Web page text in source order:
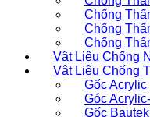
Chống
Chống
Chống
Vật Liệu Chống
Vật Liệu Chống
Gốc Acrylic
Góc
Gốc Bautek